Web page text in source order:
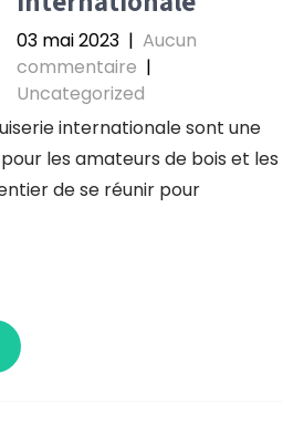
03 mai 2023 | Aucun
commentaire |
Uncategorized
internationale sont une
les amateurs de bois et les
de se réunir pour